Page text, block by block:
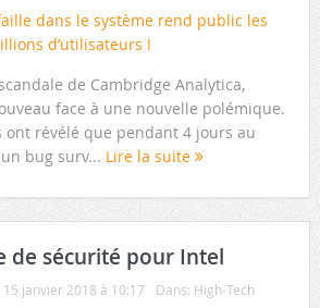
de Cambridge Analytica,
face à une nouvelle polémique.
ont révélé que pendant 4 jours au
bug surv... Lire la suite
de sécurité pour Intel
15 janvier 2018 à 10:17 Dans: High-Tech